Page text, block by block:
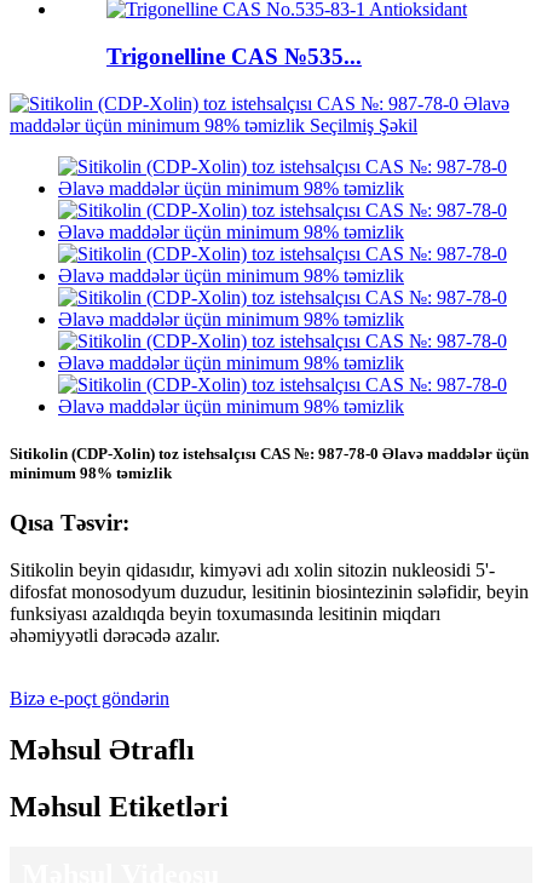
Trigonelline CAS №535...
Sitikolin (CDP-Xolin) toz istehsalçısı CAS №: 987-78-0 Əlavə maddələr üçün
minimum 98% təmizlik
Qısa Təsvir:
Sitikolin beyin qidasıdır, kimyəvi adı xolin sitozin nukleosidi 5'-
difosfat monosodyum duzudur, lesitinin biosintezinin sələfidir, beyin
funksiyası azaldıqda beyin toxumasında lesitinin miqdarı
əhəmiyyətli dərəcədə azalır.
Bizə e-poçt göndərin
Məhsul Ətraflı
Məhsul Etiketləri